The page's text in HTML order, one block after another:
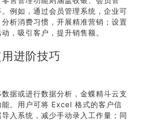
例如，通过会员管理系统，企业可
析消费习惯，开展精准营销；设置
，吸引客户，提升销售额。
进阶技巧
据或进行数据分析，金蝶精斗云支
。用户可将 Excel 格式的客户信
入系统，减少手动录入工作量；同